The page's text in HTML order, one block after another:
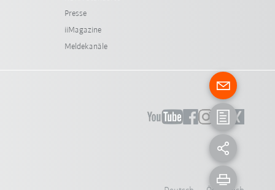
Presse
iiMagazine
Meldekanäle